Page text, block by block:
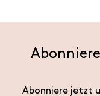
Abonniere jetzt